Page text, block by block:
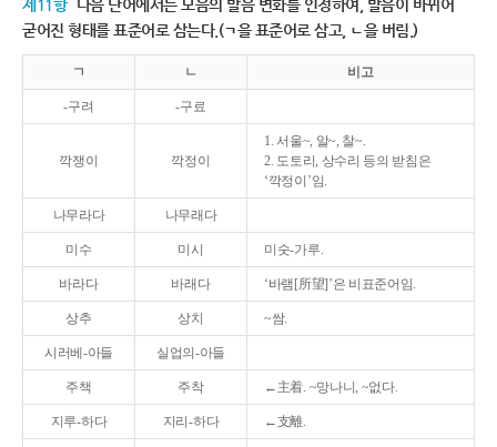
제11항 다음 단어에서는 모음의 발음 변화를 인정하여, 발음이 바뀌어
굳어진 형태를 표준어로 삼는다.(ㄱ을 표준어로 삼고, ㄴ을 버림.)
ㄱ ㄴ 비고
-구려 -구료
깍쟁이 깍정이
1. 서울~, 알~, 찰~.
2. 도토리, 상수리 등의 받침은
‘깍정이’임.
나무라다 나무래다
미수 미시 미숫-가루.
바라다 바래다 ‘바램[所望]’은 비표준어임.
상추 상치 ~쌈.
시러베-아들 실업의-아들
주책 주착 ←主着. ~망나니, ~없다.
지루-하다 지리-하다 ←支離.